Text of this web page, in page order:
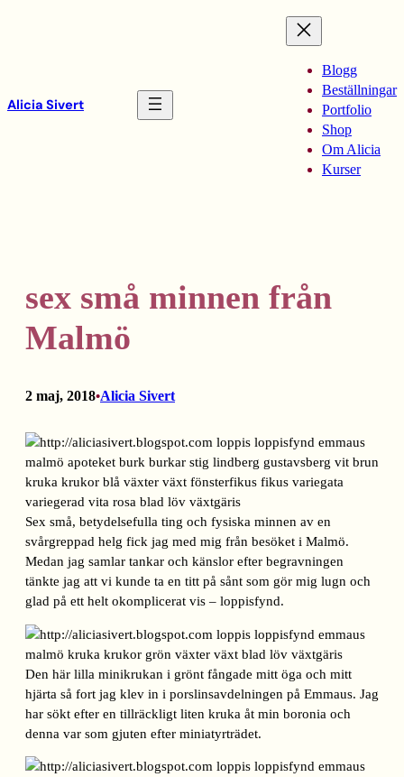
Alicia Sivert
Blogg
Beställningar
Portfolio
Shop
Om Alicia
Kurser
sex små minnen från
Malmö
2 maj, 2018•Alicia Sivert
Sex små, betydelsefulla ting och fysiska minnen av en
svårgreppad helg fick jag med mig från besöket i Malmö.
Medan jag samlar tankar och känslor efter begravningen
tänkte jag att vi kunde ta en titt på sånt som gör mig lugn och
glad på ett helt okomplicerat vis – loppisfynd.
Den här lilla minikrukan i grönt fångade mitt öga och mitt
hjärta så fort jag klev in i porslinsavdelningen på Emmaus. Jag
har sökt efter en tillräckligt liten kruka åt min boronia och
denna var som gjuten efter miniatyrträdet.